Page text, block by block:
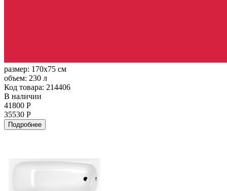
размер: 170x75 см
объем: 230 л
Код товара: 214406
В наличии
41800 Р
35530 Р
Подробнее